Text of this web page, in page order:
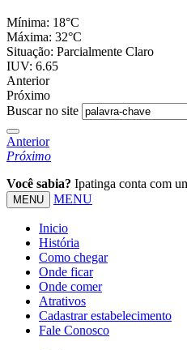
Mínima: 18°C
Máxima: 32°C
Situação: Parcialmente Claro
IUV: 6.65
Anterior
Próximo
Buscar no site
Anterior
Próximo
Você sabia? Ipatinga conta com
MENU MENU
Inicio
História
Como chegar
Onde ficar
Onde comer
Atrativos
Cadastrar estabelecimento
Fale Conosco